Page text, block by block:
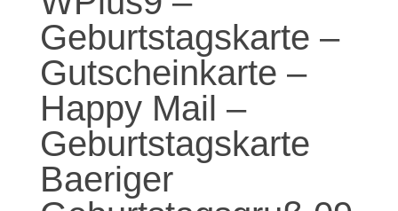
Geburtstagskarte –
Gutscheinkarte –
Happy Mail –
Geburtstagskarte
Baeriger